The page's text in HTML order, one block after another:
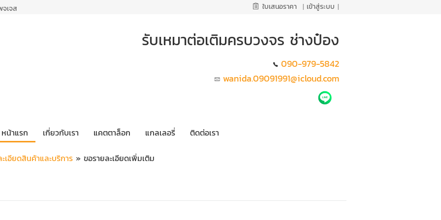
จเจส ใบเสนอราคา | เข้าสู่ระบบ |
รับเหมาต่อเติมครบวงจร ช่างป๋อง
090-979-5842
wanida.09091991@icloud.com
หน้าแรก เกี่ยวกับเรา แคตตาล็อก แกลเลอรี่ ติดต่อเรา
เอียดสินค้าและบริการ » ขอรายละเอียดเพิ่มเติม